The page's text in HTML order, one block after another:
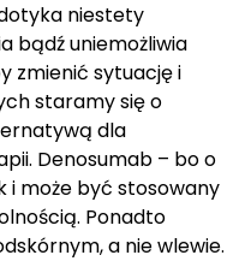
niestety
bądź uniemożliwia
zmienić sytuację i
staramy się o
dla
Denosumab – bo o
i może być stosowany
Ponadto
a nie wlewie.